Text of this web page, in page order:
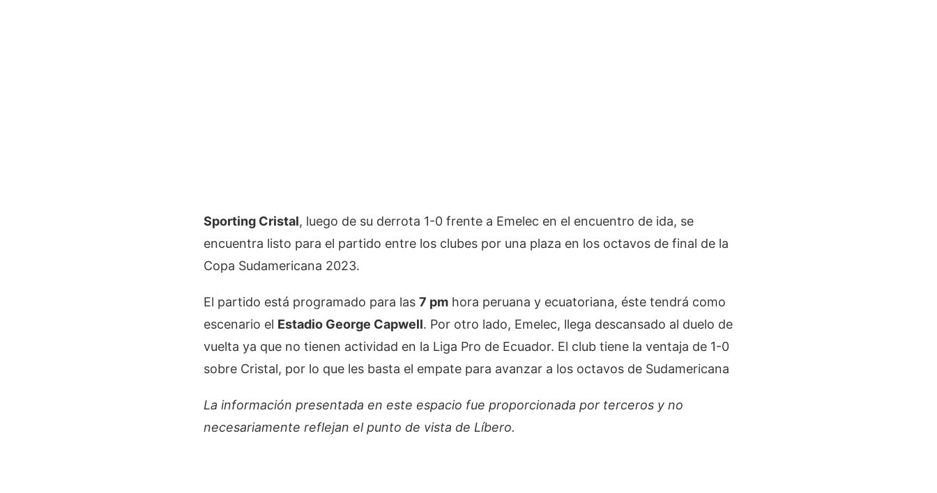
Sporting Cristal, luego de su derrota 1-0 frente a Emelec en el encuentro de ida, se
encuentra listo para el partido entre los clubes por una plaza en los octavos de final de la
Copa Sudamericana 2023.
El partido está programado para las 7 pm hora peruana y ecuatoriana, éste tendrá como
escenario el Estadio George Capwell. Por otro lado, Emelec, llega descansado al duelo de
vuelta ya que no tienen actividad en la Liga Pro de Ecuador. El club tiene la ventaja de 1-0
sobre Cristal, por lo que les basta el empate para avanzar a los octavos de Sudamericana
La información presentada en este espacio fue proporcionada por terceros y no
necesariamente reflejan el punto de vista de Líbero.